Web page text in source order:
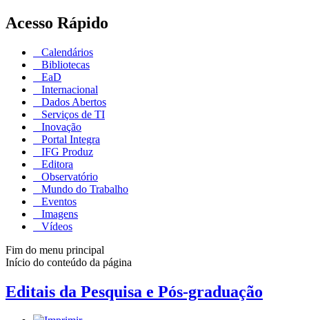
Acesso Rápido
Calendários
Bibliotecas
EaD
Internacional
Dados Abertos
Serviços de TI
Inovação
Portal Integra
IFG Produz
Editora
Observatório
Mundo do Trabalho
Eventos
Imagens
Vídeos
Fim do menu principal
Início do conteúdo da página
Editais da Pesquisa e Pós-graduação